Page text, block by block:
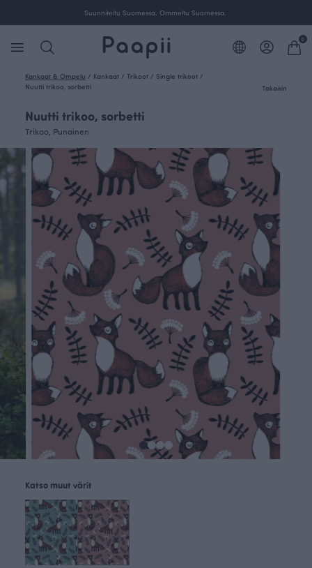
Ilmainen toimitus yli 100 € tilauksille Suomessa.
0
Kankaat & Ompelu / Kankaat / Trikoot / Single trikoot /
Nuutti trikoo, sorbetti
Takaisin
Nuutti trikoo, sorbetti
Trikoo, Punainen
Katso muut värit